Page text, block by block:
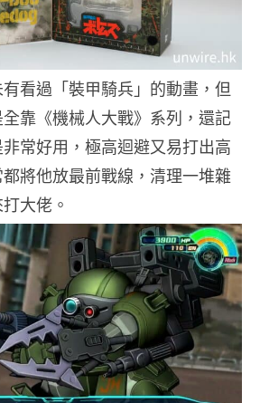
看過「裝甲騎兵」的動畫，但
靠《機械人大戰》系列，還記
常好用，極高迴避又易打出高
將他放最前戰線，清理一堆雜
大佬。